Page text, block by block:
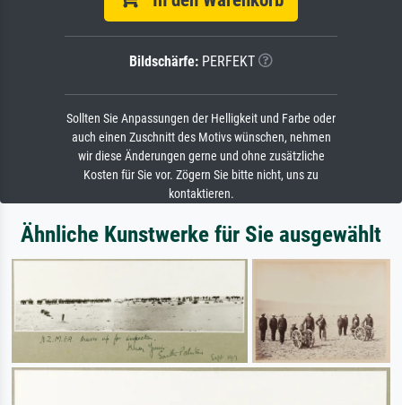
Bildschärfe: PERFEKT
Sollten Sie Anpassungen der Helligkeit und Farbe oder
auch einen Zuschnitt des Motivs wünschen, nehmen
wir diese Änderungen gerne und ohne zusätzliche
Kosten für Sie vor. Zögern Sie bitte nicht, uns zu
kontaktieren.
Ähnliche Kunstwerke für Sie ausgewählt